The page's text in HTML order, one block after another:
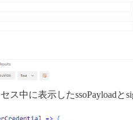
ス中に表示したssoPayloadと